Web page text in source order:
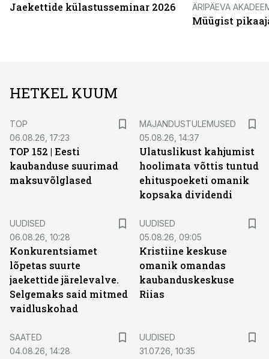
Jaekettide külastusseminar 2026 ÄRIPÄEVA
Müügist
HETKEL KUUM
TOP
06.08.26, 17:23
TOP 152 | Eesti
kaubanduse suurimad
maksuvõlglased
MAJANDUSTULEMUSED
05.08.26, 14:37
Ulatuslikust kahjumist
hoolimata võttis tuntud
ehituspoeketi omanik
kopsaka dividendi
UUDISED
06.08.26, 10:28
Konkurentsiamet
lõpetas suurte
jaekettide järelevalve.
Selgemaks said mitmed
vaidluskohad
UUDISED
05.08.26, 09:05
Kristiine keskuse
omanik omandas
kaubanduskeskuse
Riias
SAATED
04.08.26, 14:28
UUDISED
31.07.26, 10:35